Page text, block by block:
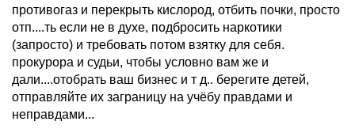
противогаз и перекрыть кислород, отбить почки, просто
отп....ть если не в духе, подбросить наркотики
(запросто) и требовать потом взятку для себя.
прокурора и судьи, чтобы условно вам же и
дали....отобрать ваш бизнес и т д.. берегите детей,
отправляйте их заграницу на учёбу правдами и
неправдами...